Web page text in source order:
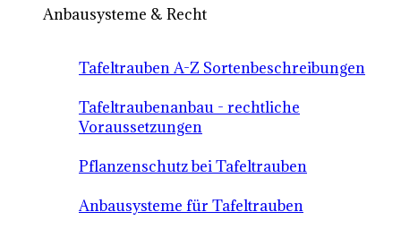
Anbausysteme & Recht
Tafeltrauben A-Z Sortenbeschreibungen
Tafeltraubenanbau - rechtliche
Voraussetzungen
Pflanzenschutz bei Tafeltrauben
Anbausysteme für Tafeltrauben